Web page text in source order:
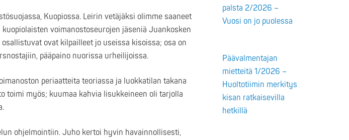
Kuopiossa. Leirin vetäjäksi olimme saaneet
voimanostoseurojen jäseniä Juankosken
ovat kilpailleet jo useissa kisoissa; osa on
pääpaino nuorissa urheilijoissa.
periaatteita teoriassa ja luokkatilan takana
toimi myös; kuumaa kahvia lisukkeineen oli tarjolla
ohjelmointiin. Juho kertoi hyvin havainnollisesti,
palsta 2/2026 –
Vuosi on jo puolessa
Päävalmentajan
mietteitä 1/2026 –
Huoltotiimin merkitys
kisan ratkaisevilla
hetkillä